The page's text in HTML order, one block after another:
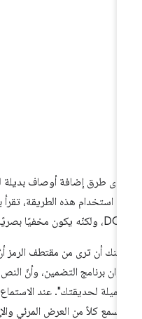
طرق إضافة أوصاف بديلة
استخدام هذه الطريقة، تقرأ
أن ترى من مقتطف الرمز أنّ
برنامج التضمين، وأنّ النص
لحديقتك". عند الاستماع
كلاً من العرض المرئي